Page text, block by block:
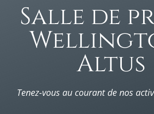
Salle de
Altus
Tenez-vous au courant de nos